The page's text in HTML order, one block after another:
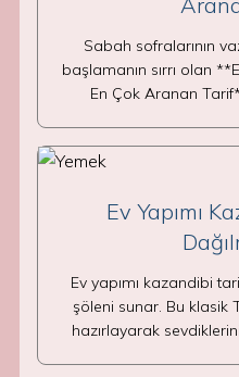
Sabah sofralarının
başlamanın sırrı olan
En Çok Aranan
Ev Yapımı
Ev yapımı kazandibi
şöleni sunar. Bu klasik
hazırlayarak